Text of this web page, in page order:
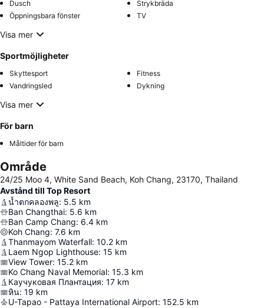
Dusch
Strykbräda
Öppningsbara fönster
TV
Visa mer
Sportmöjligheter
Skyttesport
Fitness
Vandringsled
Dykning
Visa mer
För barn
Måltider för barn
Område
24/25 Moo 4, White Sand Beach, Koh Chang, 23170, Thailand
Avstånd till Top Resort
น้ำตกคลองพลู: 5.5 km
Ban Changthai: 5.6 km
Ban Camp Chang: 6.4 km
Koh Chang: 7.6 km
Thanmayom Waterfall: 10.2 km
Laem Ngop Lighthouse: 15 km
View Tower: 15.2 km
Ko Chang Naval Memorial: 15.3 km
Каучуковая Плантация: 17 km
หิน: 19 km
U-Tapao - Pattaya International Airport: 152.5 km